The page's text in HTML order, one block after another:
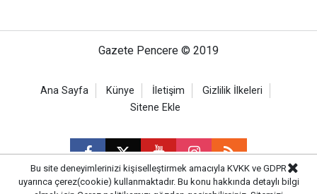
Gazete Pencere © 2019
Ana Sayfa Künye İletişim
Gizlilik İlkeleri
Sitene Ekle
Bu site deneyimlerinizi kişiselleştirmek amacıyla KVKK ve GDPR
uyarınca çerez(cookie) kullanmaktadır. Bu konu hakkında detaylı bilgi